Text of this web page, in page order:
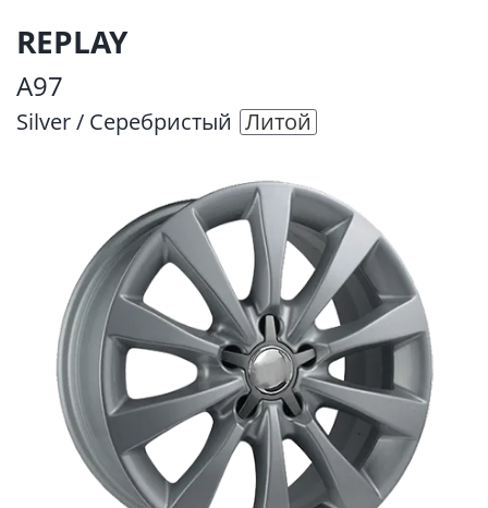
REPLAY
A97
Silver / Серебристый Литой